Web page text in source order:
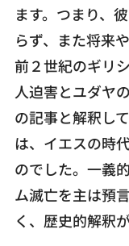
ます。つまり、
らず、また将来
前２世紀のギリ
人迫害とユダヤ
の記事と解釈し
は、イエスの時
のでした。一義
ム滅亡を主は預
く、歴史的解釈